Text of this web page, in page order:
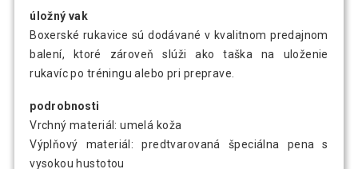
úložný vak
Boxerské rukavice sú dodávané v kvalitnom predajnom
balení, ktoré zároveň slúži ako taška na uloženie
rukavíc po tréningu alebo pri preprave.
podrobnosti
Vrchný materiál: umelá koža
Výplňový materiál: predtvarovaná špeciálna pena s
vysokou hustotou